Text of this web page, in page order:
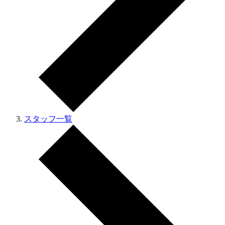
スタッフ一覧